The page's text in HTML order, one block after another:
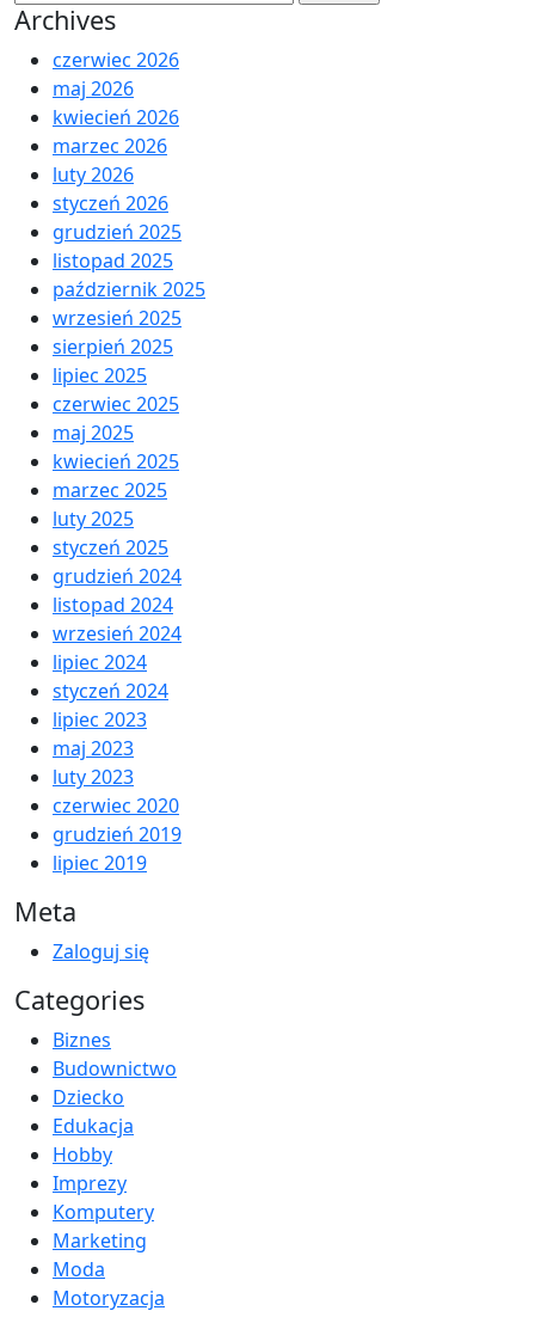
Archives
czerwiec 2026
maj 2026
kwiecień 2026
marzec 2026
luty 2026
styczeń 2026
grudzień 2025
listopad 2025
październik 2025
wrzesień 2025
sierpień 2025
lipiec 2025
czerwiec 2025
maj 2025
kwiecień 2025
marzec 2025
luty 2025
styczeń 2025
grudzień 2024
listopad 2024
wrzesień 2024
lipiec 2024
styczeń 2024
lipiec 2023
maj 2023
luty 2023
czerwiec 2020
grudzień 2019
lipiec 2019
Meta
Zaloguj się
Categories
Biznes
Budownictwo
Dziecko
Edukacja
Hobby
Imprezy
Komputery
Marketing
Moda
Motoryzacja